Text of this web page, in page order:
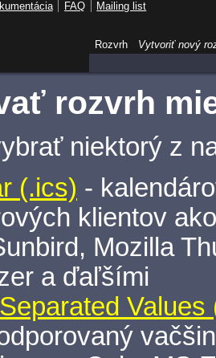
rozvrh
niektorý z
(.ics) -
klientov
Mozilla
a ďaľšími
Values
Rozvrh Vytvoriť nový
FAQ Mailing list